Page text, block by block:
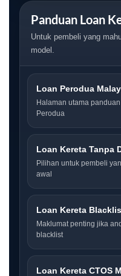
Panduan Loan
Untuk pembeli yang
model.
Loan Perodua
Halaman utama
Perodua
Loan Kereta Tanpa
Pilihan untuk pembeli
awal
Loan Kereta
Maklumat penting jika
blacklist
Loan Kereta CTOS